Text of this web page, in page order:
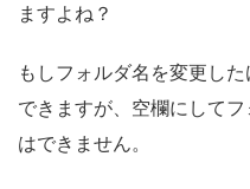
ますよね？
もしフォルダ名を変更し
できますが、空欄にして
はできません。